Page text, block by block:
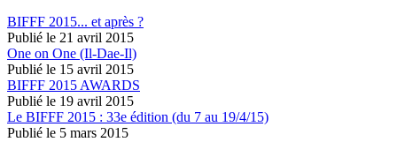
BIFFF 2015... et après ?
Publié le 21 avril 2015
One on One (Il-Dae-Il)
Publié le 15 avril 2015
BIFFF 2015 AWARDS
Publié le 19 avril 2015
Le BIFFF 2015 : 33e édition (du 7 au 19/4/15)
Publié le 5 mars 2015